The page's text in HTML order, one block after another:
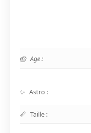
Age :
Astro :
Taille :